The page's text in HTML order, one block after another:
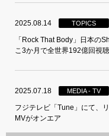
2025.08.14 TOPICS
「Rock That Body」日本の
こ3か月で全世界192億回視
2025.07.18 MEDIA - TV
フジテレビ「Tune」にて、
MVがオンエア